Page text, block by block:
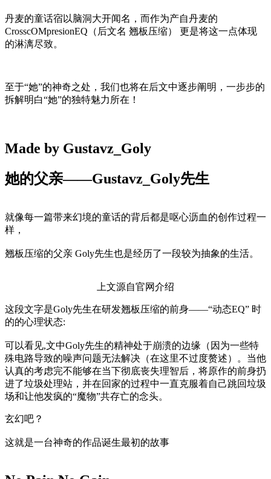
丹麦的童话宿以脑洞大开闻名，而作为产自丹麦的
CrosscOMpresionEQ（后文名 翘板压缩） 更是将这一点体现
的淋漓尽致。
至于“她”的神奇之处，我们也将在后文中逐步阐明，一步步的
拆解明白“她”的独特魅力所在！
Made by Gustavz_Goly
她的父亲——Gustavz_Goly先生
就像每一篇带来幻境的童话的背后都是呕心沥血的创作过程一
样，
翘板压缩的父亲 Goly先生也是经历了一段较为抽象的生活。
上文源自官网介绍
这段文字是Goly先生在研发翘板压缩的前身——“动态EQ” 时
的的心理状态:
可以看见,文中Goly先生的精神处于崩溃的边缘（因为一些特
殊电路导致的噪声问题无法解决（在这里不过度赘述）。当他
认真的考虑完不能够在当下彻底丧失理智后，将原作的前身扔
进了垃圾处理站，并在回家的过程中一直克服着自己跳回垃圾
场和让他发疯的“魔物”共存亡的念头。
玄幻吧？
这就是一台神奇的作品诞生最初的故事